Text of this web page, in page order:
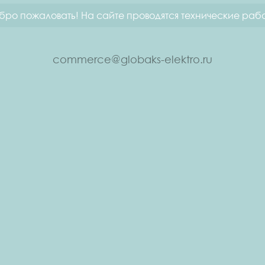
пожаловать! На сайте проводятся технические
commerce@globaks-elektro.ru